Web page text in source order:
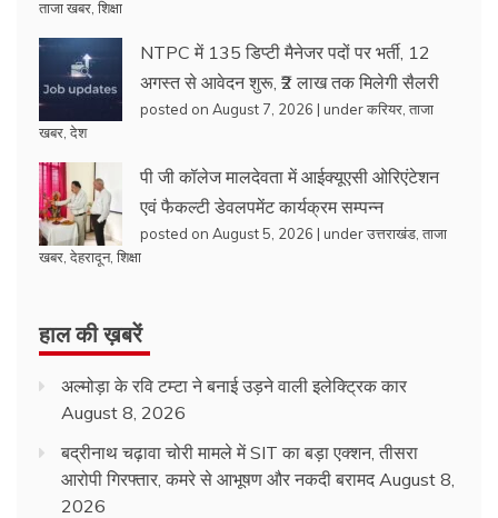
ताजा खबर शिक्षा
NTPC में 135 डिप्टी मैनेजर पदों पर भर्ती, 12
अगस्त से आवेदन शुरू, ₹2 लाख तक मिलेगी सैलरी
posted on August 7, 2026 | underकरियर ताजा
खबर देश
पी जी कॉलेज मालदेवता में आईक्यूएसी ओरिएंटेशन
एवं फैकल्टी डेवलपमेंट कार्यक्रम सम्पन्न
posted on August 5, 2026 | underउत्तराखंड ताजा
खबर देहरादून, शिक्षा
हाल की ख़बरें
अल्मोड़ा के रवि टम्टा ने बनाई उड़ने वाली इलेक्ट्रिक कार
August 8, 2026
बद्रीनाथ चढ़ावा चोरी मामले में SIT का बड़ा एक्शन, तीसरा
आरोपी गिरफ्तार, कमरे से आभूषण और नकदी बरामद August 8,
2026